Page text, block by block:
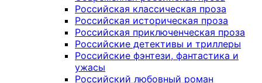
Российская классическая проза
Российская историческая проза
Российская приключенческая проза
Российские детективы и триллеры
Российские фэнтези, фантастика и
ужасы
Российский любовный роман